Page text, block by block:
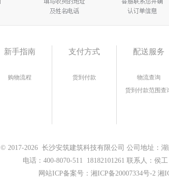
新手指南
购物流程
支付方式
货到付款
配送服务
物流查询
货到付款范围查
© 2017-2026 长沙安筑建筑科技有限公司 公司地址：
电话：400-8070-511 18182101261 联系人：侯
网站ICP备案号： 湘ICP备20007334号-2 湘